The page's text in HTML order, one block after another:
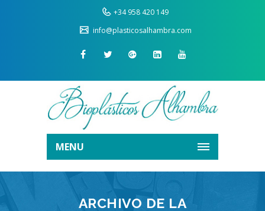
+34 958 420 149
info@plasticosalhambra.com
MENU
ARCHIVO DE LA